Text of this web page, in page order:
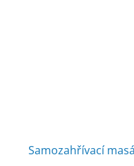
Samozahřívací